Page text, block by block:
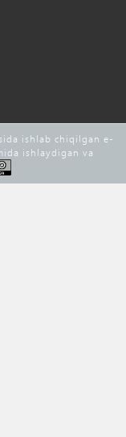
ishlab chiqilgan e-
ishlaydigan va